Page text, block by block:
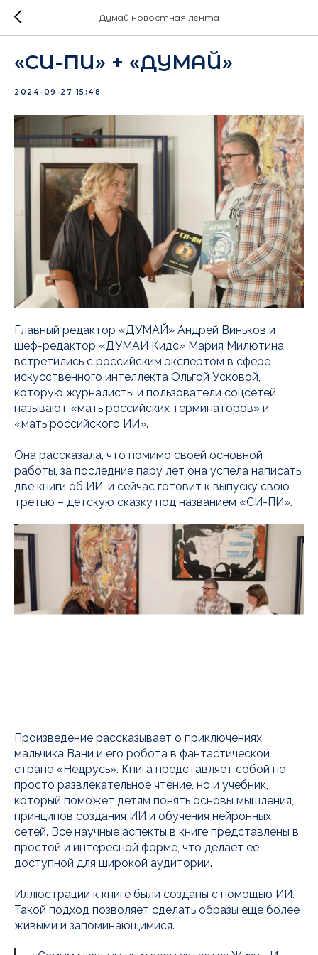
Думай новостная лента
«СИ-ПИ» + «ДУМАЙ»
2024-09-27 15:48
Главный редактор «ДУМАЙ» Андрей Виньков и
шеф-редактор «ДУМАЙ Кидс» Мария Милютина
встретились с российским экспертом в сфере
искусственного интеллекта Ольгой Усковой,
которую журналисты и пользователи соцсетей
называют «мать российских терминаторов» и
«мать российского ИИ».
Она рассказала, что помимо своей основной
работы, за последние пару лет она успела написать
две книги об ИИ, и сейчас готовит к выпуску свою
третью – детскую сказку под названием «СИ-ПИ».
Произведение рассказывает о приключениях
мальчика Вани и его робота в фантастической
стране «Недрусь». Книга представляет собой не
просто развлекательное чтение, но и учебник,
который поможет детям понять основы мышления,
принципов создания ИИ и обучения нейронных
сетей. Все научные аспекты в книге представлены в
простой и интересной форме, что делает ее
доступной для широкой аудитории.
Иллюстрации к книге были созданы с помощью ИИ.
Такой подход позволяет сделать образы еще более
живыми и запоминающимися.